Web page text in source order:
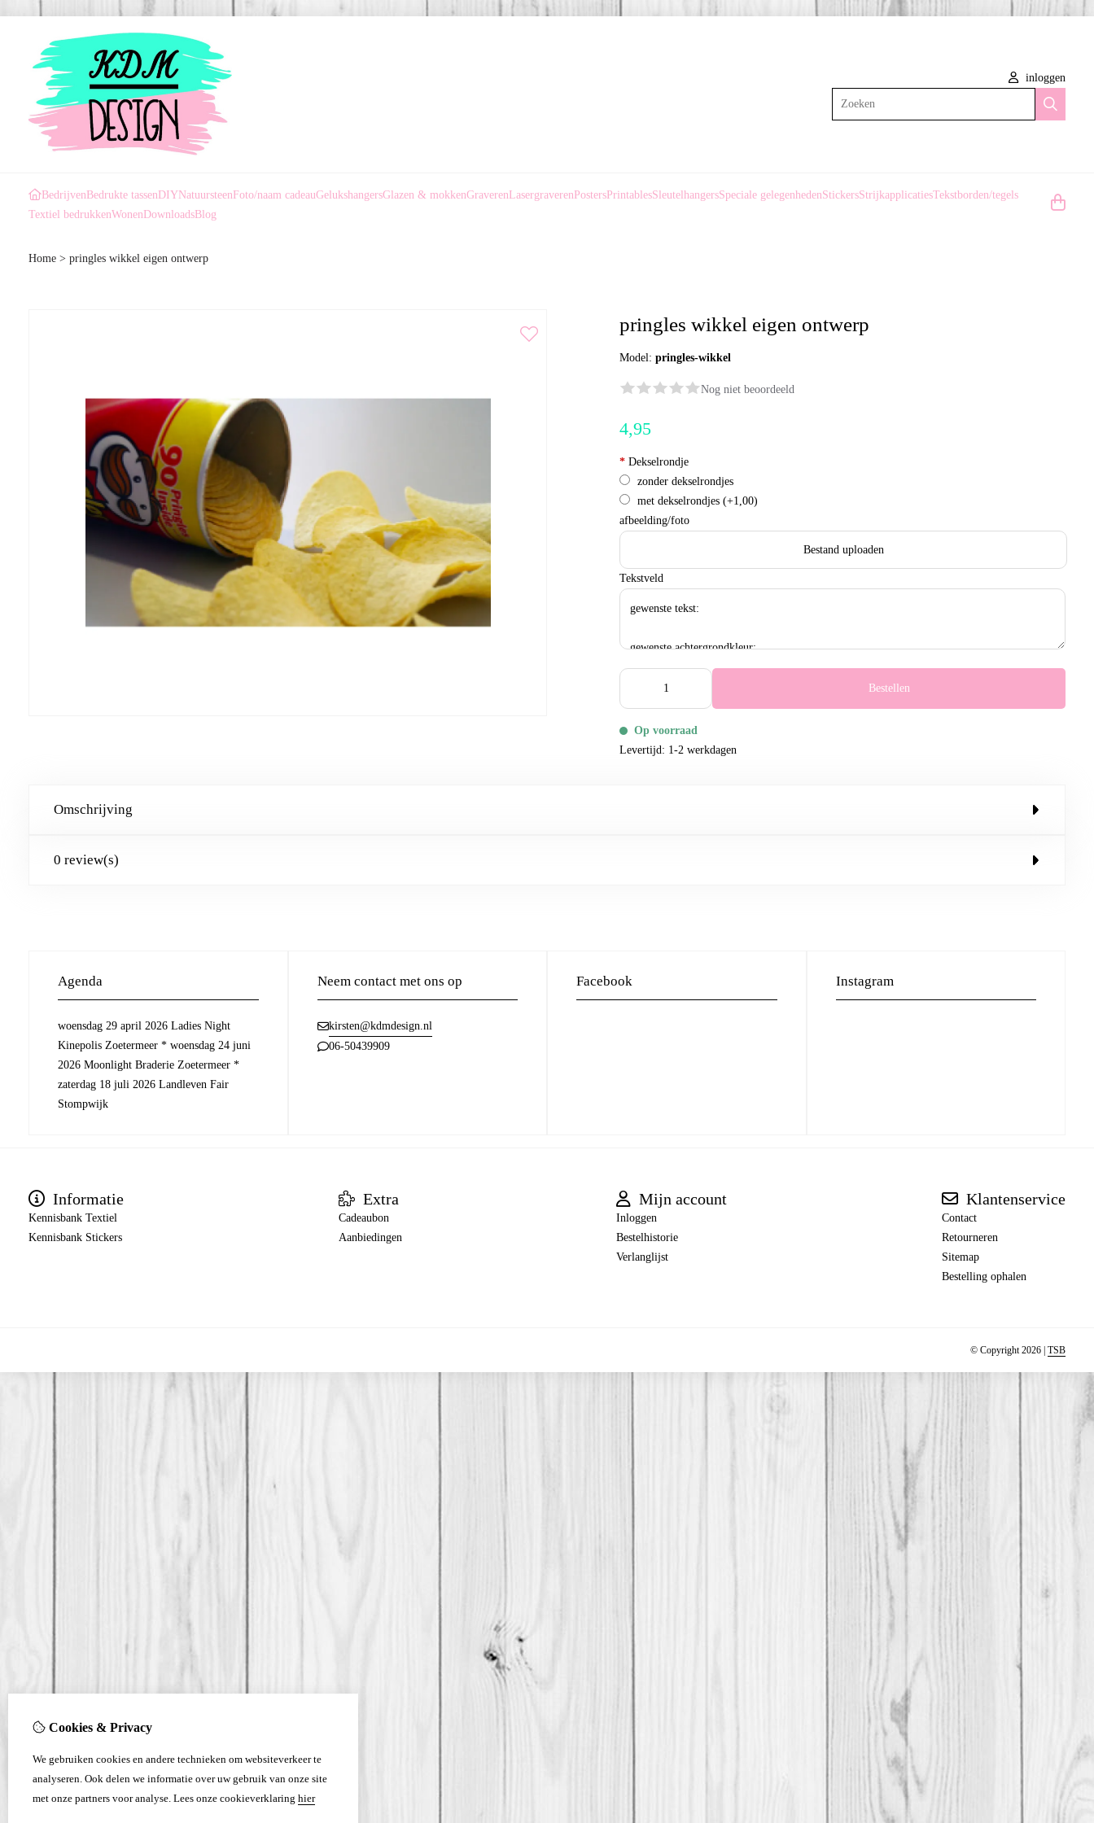
inloggen
BedrijvenBedrukte tassenDIYNatuursteenFoto/naam cadeauGelukshangersGlazen & mokkenGraverenLasergraverenPostersPrintablesSleutelhangersSpeciale gelegenhedenStickersStrijkapplicatiesTekstborden/tegels
Textiel bedrukkenWonenDownloadsBlog
Home > pringles wikkel eigen ontwerp
pringles wikkel eigen ontwerp
Model:pringles-wikkel
Nog niet beoordeeld
4,95
* Dekselrondje
zonder dekselrondjes
met dekselrondjes(+1,00)
afbeelding/foto
Bestand uploaden
Tekstveld
Bestellen
Op voorraad
Levertijd: 1-2 werkdagen
Omschrijving
0 review(s)
Agenda
woensdag 29 april 2026 Ladies Night
Kinepolis Zoetermeer * woensdag 24 juni
2026 Moonlight Braderie Zoetermeer *
zaterdag 18 juli 2026 Landleven Fair
Stompwijk
Neem contact met ons op
kirsten@kdmdesign.nl
06-50439909
Facebook Instagram
Informatie
Kennisbank Textiel
Kennisbank Stickers
Extra
Cadeaubon
Aanbiedingen
Mijn account
Inloggen
Bestelhistorie
Verlanglijst
Klantenservice
Contact
Retourneren
Sitemap
Bestelling ophalen
© Copyright 2026 | TSB
Cookies & Privacy
We gebruiken cookies en andere technieken om websiteverkeer te
analyseren. Ook delen we informatie over uw gebruik van onze site
met onze partners voor analyse. Lees onze cookieverklaring hier